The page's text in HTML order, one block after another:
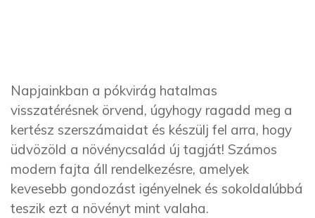
Napjainkban a pókvirág hatalmas
visszatérésnek örvend, úgyhogy ragadd meg a
kertész szerszámaidat és készülj fel arra, hogy
üdvözöld a növénycsalád új tagját! Számos
modern fajta áll rendelkezésre, amelyek
kevesebb gondozást igényelnek és sokoldalúbbá
teszik ezt a növényt mint valaha.